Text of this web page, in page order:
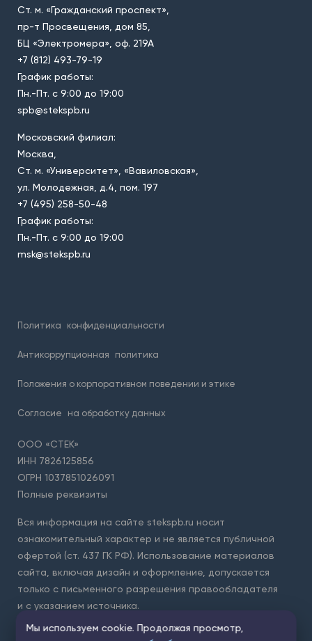
Ст. м. «Гражданский проспект»,
пр-т Просвещения, дом 85,
БЦ «Электромера», оф. 219А
+7 (812) 493-79-19
График работы:
Пн.-Пт. с 9:00 до 19:00
spb@stekspb.ru
Московский филиал:
Москва,
Ст. м. «Университет», «Вавиловская»,
ул. Молодежная, д.4, пом. 197
+7 (495) 258-50-48
График работы:
Пн.-Пт. с 9:00 до 19:00
msk@stekspb.ru
Политика конфиденциальности
Антикоррупционная политика
Положения о корпоративном поведении и этике
Согласие на обработку данных
ООО «СТЕК»
ИНН 7826125856
ОГРН 1037851026091
Полные реквизиты
Вся информация на сайте stekspb.ru носит
ознакомительный характер и не является публичной
офертой (ст. 437 ГК РФ). Использование материалов
сайта, включая дизайн и оформление, допускается
только с письменного разрешения правообладателя
и с указанием источника.
Для защиты форм на сайте используется сервис Yandex
Мы используем cookie. Продолжая просмотр,